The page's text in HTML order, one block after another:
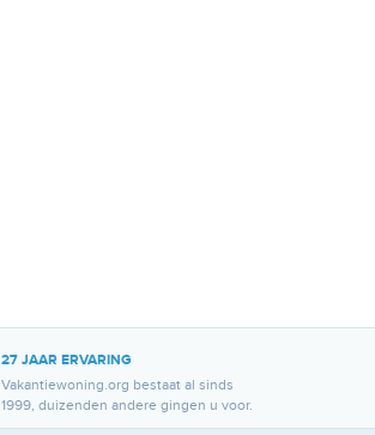
27 JAAR ERVARING
Vakantiewoning.org bestaat al sinds
1999, duizenden andere gingen u voor.